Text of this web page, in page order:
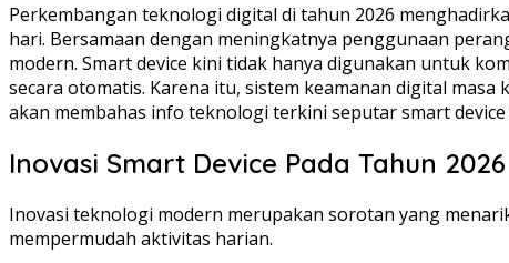
Perkembangan teknologi digital di tahun 2026
hari. Bersamaan dengan meningkatnya penggunaan
modern. Smart device kini tidak hanya digunakan untuk
secara otomatis. Karena itu, sistem keamanan digital
akan membahas info teknologi terkini seputar smart
Inovasi Smart Device Pada Tahun 2026
Inovasi teknologi modern merupakan sorotan yang
mempermudah aktivitas harian.